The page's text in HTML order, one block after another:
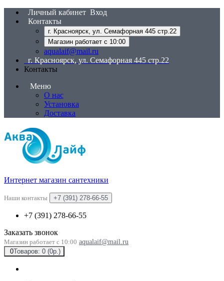
Личный кабинет Вход
Контакты
г. Красноярск, ул. Семафорная 445 стр.22
Магазин работает с 10:00
aqualaif@mail.ru
г. Красноярск, ул. Семафорная 445 стр.22
Контакты
Меню
О нас
Установка
Доставка
Интернет магазин сантехники
Наши контакты +7 (391) 278-66-55
+7 (391) 278-66-55
Заказать звонок
Магазин работает с 10:00 aqualaif@mail.ru
0Товаров: 0 (0р.)